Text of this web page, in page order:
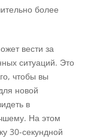
более
вести за
ситуаций. Это
чтобы вы
новой
в
На этом
30-секундной